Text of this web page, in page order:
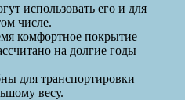
использовать его и для
числе.
комфортное покрытие
на долгие годы
для транспортировки
весу.